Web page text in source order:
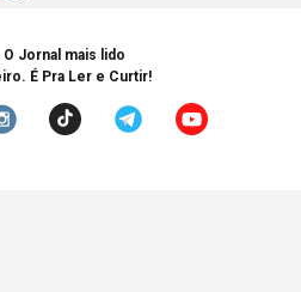
O Jornal mais lido
É Pra Ler e Curtir!